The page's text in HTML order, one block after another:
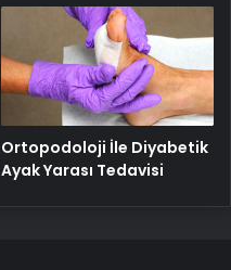
Ortopodoloji İle Diyabetik
Ayak Yarası Tedavisi